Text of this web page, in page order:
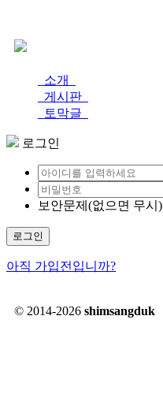
소개
게시판
토막글
로그인
보안문제(없으면 무시)
로그인
아직 가입전입니까?
© 2014-2026 shimsangduk